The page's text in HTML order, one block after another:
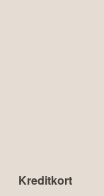
Kreditkort